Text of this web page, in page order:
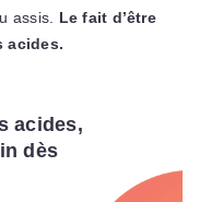
assis. Le fait d’être
acides.
acides,
dès